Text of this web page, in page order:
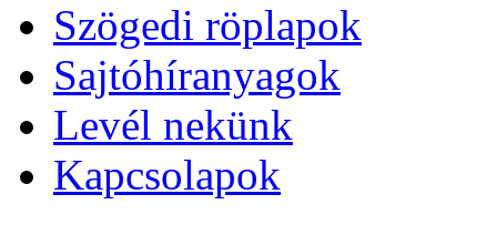
Szögedi röplapok
Sajtóhíranyagok
Levél nekünk
Kapcsolapok